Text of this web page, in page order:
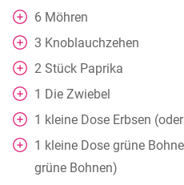
6 Möhren
3 Knoblauchzehen
2 Stück Paprika
1 Die Zwiebel
1 kleine Dose Erbsen
1 kleine Dose grüne
grüne Bohnen)